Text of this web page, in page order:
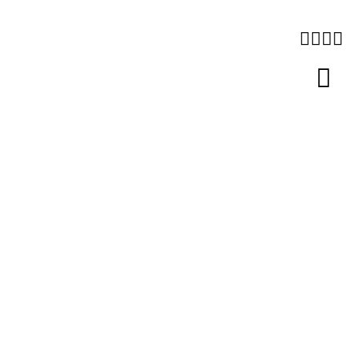

